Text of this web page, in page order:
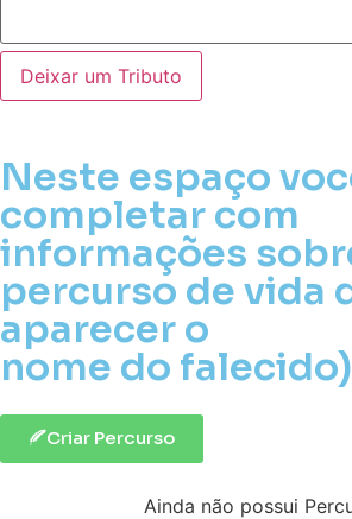
Deixar um Tributo
Neste espaço
completar com
informações
percurso de vida
aparecer o
nome do falecido)
Criar Percurso
Ainda não possui